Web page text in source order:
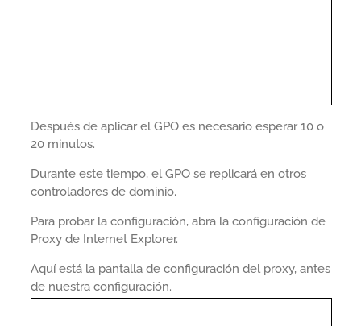
Después de aplicar el GPO es necesario esperar 10 o
20 minutos.
Durante este tiempo, el GPO se replicará en otros
controladores de dominio.
Para probar la configuración, abra la configuración de
Proxy de Internet Explorer.
Aquí está la pantalla de configuración del proxy, antes
de nuestra configuración.